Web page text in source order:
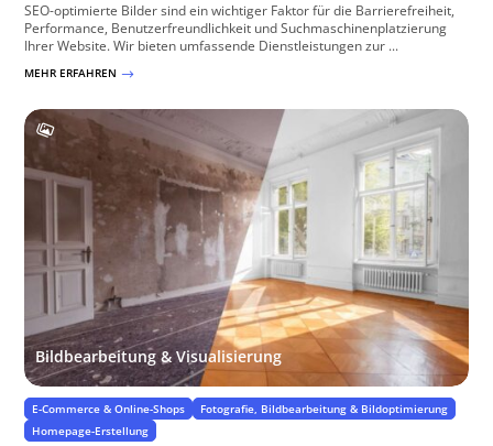
SEO-optimierte Bilder sind ein wichtiger Faktor für die Barrierefreiheit,
Performance, Benutzerfreundlichkeit und Suchmaschinenplatzierung
Ihrer Website. Wir bieten umfassende Dienstleistungen zur ...
MEHR ERFAHREN $
Bildbearbeitung & Visualisierung
E-Commerce & Online-Shops
Fotografie, Bildbearbeitung & Bildoptimierung
Homepage-Erstellung